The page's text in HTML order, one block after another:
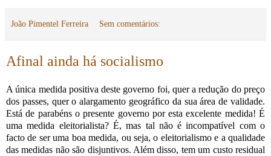
João Pimentel Ferreira Sem comentários:
Afinal ainda há socialismo
A única medida positiva deste governo foi, quer a redução do preço
dos passes, quer o alargamento geográfico da sua área de validade.
Está de parabéns o presente governo por esta excelente medida! É
uma medida eleitorialista? É, mas tal não é incompatível com o
facto de ser uma boa medida, ou seja, o eleitorialismo e a qualidade
das medidas não são disjuntivos. Além disso, tem um custo residual